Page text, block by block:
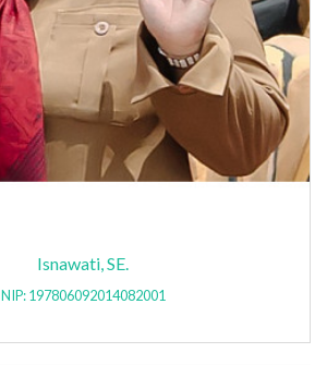
Isnawati, SE.
NIP: 197806092014082001